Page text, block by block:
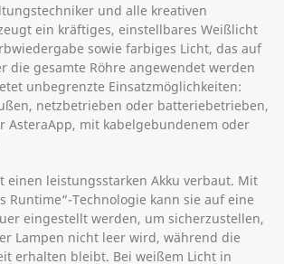
und alle kreativen
ein kräftiges, einstellbares Weißlicht
sowie farbiges Licht, das auf
die gesamte Röhre angewendet werden
unbegrenzte Einsatzmöglichkeiten:
netzbetrieben oder batteriebetrieben,
AsteraApp, mit kabelgebundenem oder
einen leistungsstarken Akku verbaut. Mit
Runtime“-Technologie kann sie auf eine
eingestellt werden, um sicherzustellen,
Lampen nicht leer wird, während die
erhalten bleibt. Bei weißem Licht in